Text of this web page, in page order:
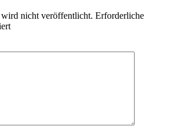
nicht veröffentlicht. Erforderliche